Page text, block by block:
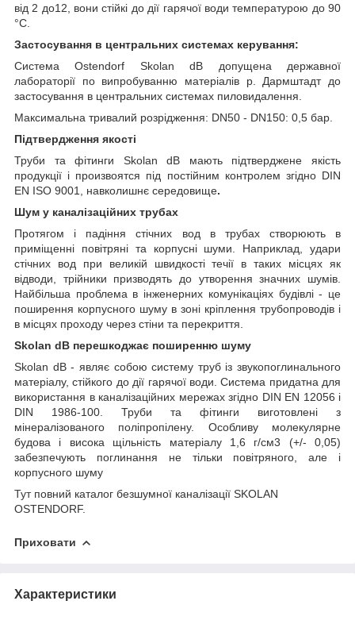
від 2 до12, вони стійкі до дії гарячої води температурою до 90
°С.
Застосування в центральних системах керування:
Система Ostendorf Skolan dB допущена державної
лабораторії по випробуванню матеріалів р. Дармштадт до
застосування в центральних системах пиловидалення.
Максимальна тривалий розрідження: DN50 - DN150: 0,5 бар.
Підтвердження якості
Труби та фітинги Skolan dB мають підтверджене якість
продукції і произвоятся під постійним контролем згідно DIN
EN ISO 9001, навколишнє середовище.
Шум у каналізаційних трубах
Протягом і падіння стічних вод в трубах створюють в
приміщенні повітряні та корпусні шуми. Наприклад, удари
стічних вод при великій швидкості течії в таких місцях як
відводи, трійники призводять до утворення значних шумів.
Найбільша проблема в інженерних комунікаціях будівлі - це
поширення корпусного шуму в зоні кріплення трубопроводів і
в місцях проходу через стіни та перекриття.
Skolan dB перешкоджає поширенню шуму
Skolan dB - являє собою систему труб із звукопоглинального
матеріалу, стійкого до дії гарячої води. Система придатна для
використання в каналізаційних мережах згідно DIN EN 12056 і
DIN 1986-100. Труби та фітинги виготовлені з
мінералізованого поліпропілену. Особливу молекулярне
будова і висока щільність матеріалу 1,6 г/см3 (+/- 0,05)
забезпечують поглинання не тільки повітряного, але і
корпусного шуму
Тутповний каталог безшумної каналізації SKOLAN
OSTENDORF.
Приховати
Характеристики